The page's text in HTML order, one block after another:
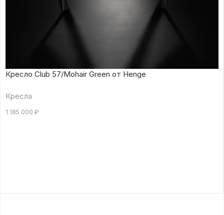
Кресло Club 57/Mohair Green от Henge
Кресла
1 185 000 ₽